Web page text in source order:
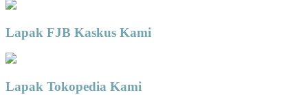
Lapak FJB Kaskus Kami
Lapak Tokopedia Kami